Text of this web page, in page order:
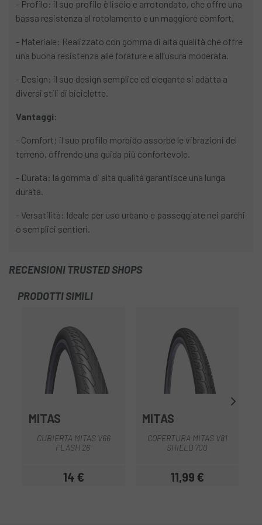
- Profilo: il suo profilo è liscio e arrotondato, che offre una
bassa resistenza al rotolamento e un maggiore comfort.
- Materiale: Realizzato con gomma di alta qualità che offre
una buona resistenza alle forature e all'usura moderata.
- Design: il suo design semplice ed elegante si adatta a
diversi stili di biciclette.
Vantaggi:
- Comfort: il suo profilo morbido assorbe le vibrazioni del
terreno, offrendo una guida più confortevole.
- Durata: la gomma di alta qualità garantisce una lunga
durata.
- Versatilità: Ideale per uso urbano e passeggiate nei parchi
o semplici sentieri.
RECENSIONI TRUSTED SHOPS
PRODOTTI SIMILI
MITAS
CUBIERTA MITAS V66
FLASH 26"
Prezzo
14 €
MITAS
COPERTURA MITAS V81
SHIELD 700
Prezzo
11,99 €